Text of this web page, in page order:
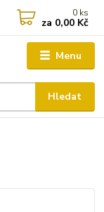
Menu
Hledat
0 ks
za 0,00 Kč